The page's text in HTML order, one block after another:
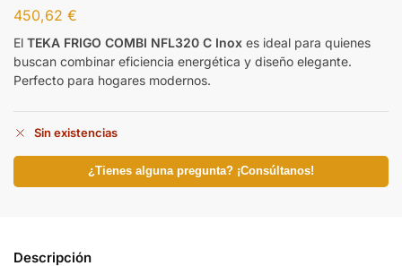
450,62 €
El TEKA FRIGO COMBI NFL320 C Inox es ideal para quienes
buscan combinar eficiencia energética y diseño elegante.
Perfecto para hogares modernos.
Sin existencias
¿Tienes alguna pregunta? ¡Consúltanos!
Descripción